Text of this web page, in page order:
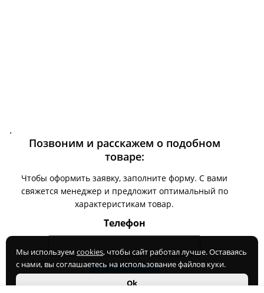
Мы используем cookies, чтобы сайт работал лучше. Оставаясь
с нами, вы соглашаетесь на использование файлов куки.
Ok
.
Позвоним и расскажем о подобном
товаре:
Чтобы оформить заявку, заполните форму. С вами
свяжется менеджер и предложит оптимальный по
характеристикам товар.
Телефон